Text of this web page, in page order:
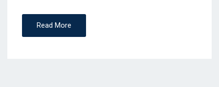
Read More